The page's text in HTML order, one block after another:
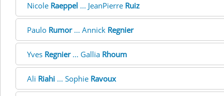
Nicole Raeppel ... JeanPierre Ruiz
Paulo Rumor... Annick Regnier
Yves Regnier... Gallia Rhoum
Ali Riahi ... Sophie Ravoux